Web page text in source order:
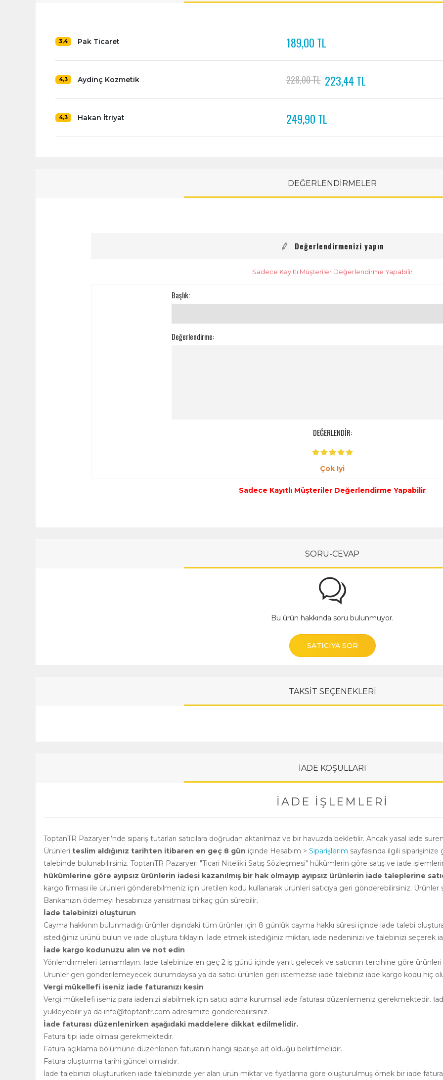
3,4 Pak Ticaret 189,00 TL
4,3 Aydinç Kozmetik 228,00 TL 223,44 TL
4,3 Hakan İtriyat 249,90 TL
DEĞERLENDİRMELER
Değerlendirmenizi yapın
Sadece Kayıtlı Müşteriler Değerlendirme Yapabilir
Başlık:
Değerlendirme:
DEĞERLENDİR:
Çok Iyi
Sadece Kayıtlı Müşteriler Değerlendirme Yapabilir
SORU-CEVAP
Bu ürün hakkında soru bulunmuyor.
SATICIYA SOR
TAKSİT SEÇENEKLERİ
İADE KOŞULLARI
İADE İŞLEMLERI
ToptanTR Pazaryeri’nde sipariş tutarları satıcılara doğrudan aktarılmaz ve bir havuzda bekletilir. Ancak yasal iade
Ürünleri teslim aldığınız tarihten itibaren en geç 8 gün içinde Hesabım > Siparişlerim sayfasında ilgili
talebinde bulunabilirsiniz. ToptanTR Pazaryeri "Ticari Nitelikli Satış Sözleşmesi" hükümlerin göre satış ve iade
hükümlerine göre ayıpsız ürünlerin iadesi kazanılmış bir hak olmayıp ayıpsız ürünlerin iade taleplerine
kargo firması ile ürünleri gönderebilmeniz için üretilen kodu kullanarak ürünleri satıcıya geri gönderebilirsiniz. Ürünler
Bankanızın ödemeyi hesabınıza yansıtması birkaç gün sürebilir.
İade talebinizi oluşturun
Cayma hakkının bulunmadığı ürünler dışındaki tüm ürünler için 8 günlük cayma hakkı süresi içinde iade talebi
istediğiniz ürünü bulun ve iade oluştura tıklayın. İade etmek istediğiniz miktarı, iade nedeninizi ve talebinizi seçerek
İade kargo kodunuzu alın ve not edin
Yönlendirmeleri tamamlayın. İade talebinize en geç 2 iş günü içinde yanıt gelecek ve satıcının tercihine göre
Ürünler geri gönderilemeyecek durumdaysa ya da satıcı ürünleri geri istemezse iade talebiniz iade kargo kodu hiç
Vergi mükellefi iseniz iade faturanızı kesin
Vergi mükellefi iseniz para iadenizi alabilmek için satıcı adına kurumsal iade faturası düzenlemeniz gerekmektedir.
yükleyebilir ya da info@toptantr.com adresimize gönderebilirsiniz.
İade faturası düzenlenirken aşağıdaki maddelere dikkat edilmelidir.
Fatura tipi iade olması gerekmektedir.
Fatura açıklama bölümüne düzenlenen faturanın hangi siparişe ait olduğu belirtilmelidir.
Fatura oluşturma tarihi güncel olmalıdır.
İade talebinizi oluştururken iade talebinizde yer alan ürün miktar ve fiyatlarına göre oluşturulmuş örnek bir iade